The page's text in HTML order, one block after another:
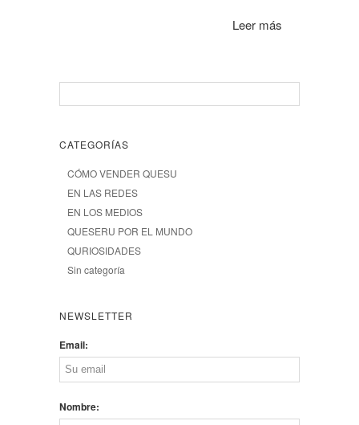
Leer más
CATEGORÍAS
CÓMO VENDER QUESU
EN LAS REDES
EN LOS MEDIOS
QUESERU POR EL MUNDO
QURIOSIDADES
Sin categoría
NEWSLETTER
Email:
Nombre: